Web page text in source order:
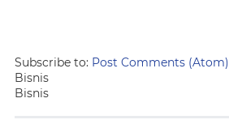
Subscribe to: Post Comments (Atom)
Bisnis
Bisnis